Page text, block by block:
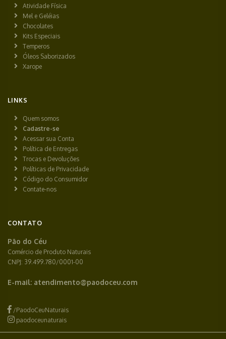
Atividade Física
Mel e Geléias
Chocolates
Kits Especiais
Temperos
Óleos Saborizados
Xarope
LINKS
Quem somos
Cadastre-se
Acessar sua Conta
Política de Entregas
Trocas e Devoluções
Políticas de Privacidade
Código do Consumidor
Contate-nos
CONTATO
Pão do Céu
Comércio de Produto Naturais
CNPJ: 39.499.780/0001-00
E-mail: atendimento@paodoceu.com
/PaodoCeuNaturais
paodoceunaturais